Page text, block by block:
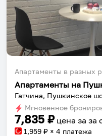
Апартаменты в разных
Апартаменты на
Гатчина, Пушкинское
Мгновенное
7,835 ₽ цена за за
1,959 ₽ × 4 платежа